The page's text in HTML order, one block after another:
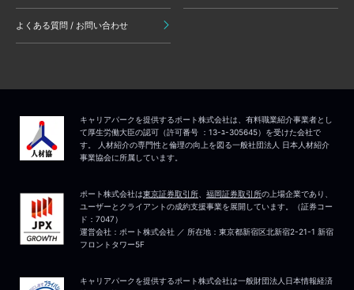
よくある質問 / お問い合わせ